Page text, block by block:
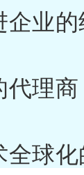
业
理
球